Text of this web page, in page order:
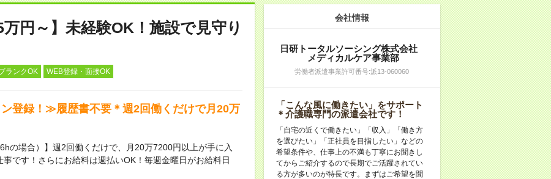
万円～】未経験OK！施設で見守り
ランクOK WEB登録・面接OK
登録！≫履歴書不要＊週2回働くだけで月20万
の場合）】週2回働くだけで、月20万7200円以上が手に入
です！さらにお給料は週払いOK！毎週金曜日がお給料日
会社情報
日研トータルソーシング株式会社
メディカルケア事業部
労働者派遣事業許可番号:派13-060060
「こんな風に働きたい」をサポート
＊介護職専門の派遣会社です！
「自宅の近くで働きたい」「収入」「働き方
を選びたい」「正社員を目指したい」などの
希望条件や、仕事上の不満も丁寧にお聞きし
てからご紹介するので長期でご活躍されてい
る方が多いのが特長です。まずはご希望を聞